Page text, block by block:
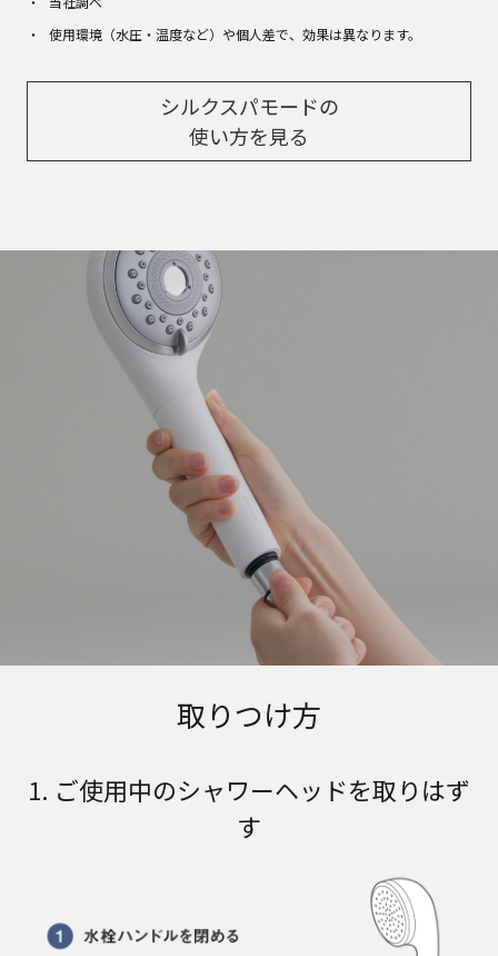
使用環境（水圧・温度など）や個人差で、効果は異なります。
シルクスパモードの
使い方を見る
取りつけ方
1. ご使用中のシャワーヘッドを取りはず
す